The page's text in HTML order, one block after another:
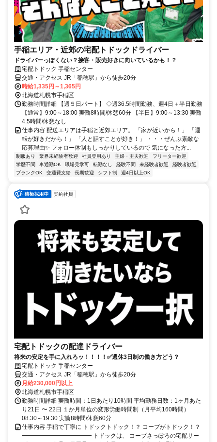
手稲エリア・近郊の宅配トドックドライバー
ドライバーっぽくない？接客・販売好きに向いているかも！？
宅配トドック 手稲センター
交通・アクセス JR「稲穂駅」から徒歩20分
時給1,335円～1,365円
北海道札幌市手稲区
勤務時間詳細 【週５日パート】 ◇週36.5時間勤務、週4日＋半日勤務
【通常】9:00～18:00 実働8時間/休憩60分 【半日】9:00～13:30 実働
4.5時間/休憩なし
仕事内容 配送エリアは手稲と近郊エリア。 「家が近いから！」 「運
転が好きだから！」 「人と話すことが好き！」 ・・・ぜんぶ素敵な
応募理由✨ フォロー体制もしっかりしているので 気になった方...
制服あり 業界未経験者歓迎 社員登用あり 主婦・主夫歓迎
フリーター歓迎
学歴不問
車通勤OK 職場見学可 転勤なし 経験不問 未経験者歓迎
経験者歓迎
ブランクOK
交通費支給 長期歓迎 シフト制 週4日以上OK
契約社員
宅配トドックの配達ドライバー
将来の安定を手に入れろッ！！！！✅週休3日制の働き方どう？
宅配トドック 手稲センター
交通・アクセス JR「稲穂駅」から徒歩20分
月給230,000円以上
北海道札幌市手稲区
勤務時間詳細 実働時間：1日あたり10時間 平均勤務日数：1ヶ月あた
り21日 〜 22日 １か月単位の変形労働時間制（月平均160時間）
08:30～19:30 実働8時間/休憩60分
仕事内容 手稲で丁寧に トドックトドック！？ コープがトドック！？
━━━━━━━━━━━━ トドックは、 コープさっぽろの宅配サー